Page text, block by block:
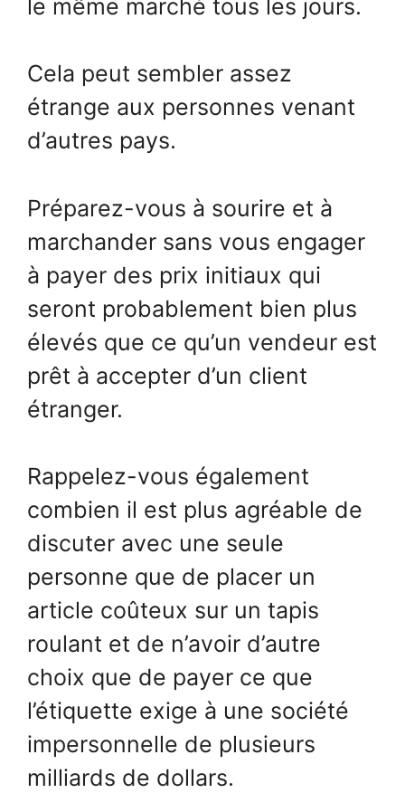
le même marché tous les jours.
Cela peut sembler assez
étrange aux personnes venant
d’autres pays.
Préparez-vous à sourire et à
marchander sans vous engager
à payer des prix initiaux qui
seront probablement bien plus
élevés que ce qu’un vendeur est
prêt à accepter d’un client
étranger.
Rappelez-vous également
combien il est plus agréable de
discuter avec une seule
personne que de placer un
article coûteux sur un tapis
roulant et de n’avoir d’autre
choix que de payer ce que
l’étiquette exige à une société
impersonnelle de plusieurs
milliards de dollars.